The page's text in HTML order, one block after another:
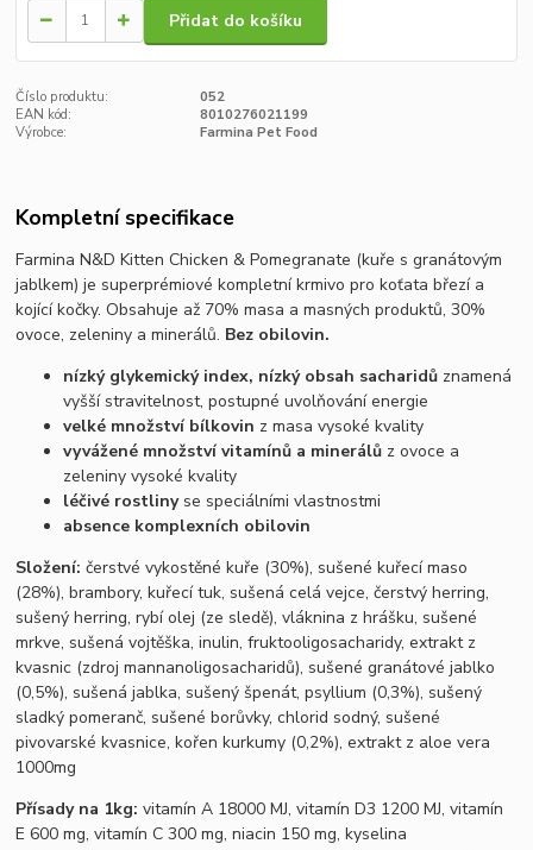
Přidat do košíku
Číslo produktu:
052
EAN kód:
8010276021199
Výrobce:
Farmina Pet Food
Kompletní specifikace
Farmina N&D Kitten Chicken & Pomegranate (kuře s granátovým
jablkem) je superprémiové kompletní krmivo pro koťata březí a
kojící kočky. Obsahuje až 70% masa a masných produktů, 30%
ovoce, zeleniny a minerálů. Bez obilovin.
nízký glykemický index, nízký obsah sacharidů znamená
vyšší stravitelnost, postupné uvolňování energie
velké množství bílkovin z masa vysoké kvality
vyvážené množství vitamínů a minerálů z ovoce a
zeleniny vysoké kvality
léčivé rostlinyse speciálními vlastnostmi
absence komplexních obilovin
Složení: čerstvé vykostěné kuře (30%), sušené kuřecí maso
(28%), brambory, kuřecí tuk, sušená celá vejce, čerstvý herring,
sušený herring, rybí olej (ze sledě), vláknina z hrášku, sušené
mrkve, sušená vojtěška, inulin, fruktooligosacharidy, extrakt z
kvasnic (zdroj mannanoligosacharidů), sušené granátové jablko
(0,5%), sušená jablka, sušený špenát, psyllium (0,3%), sušený
sladký pomeranč, sušené borůvky, chlorid sodný, sušené
pivovarské kvasnice, kořen kurkumy (0,2%), extrakt z aloe vera
1000mg
Přísady na 1kg: vitamín A 18000 MJ, vitamín D3 1200 MJ, vitamín
E 600 mg, vitamín C 300 mg, niacin 150 mg, kyselina